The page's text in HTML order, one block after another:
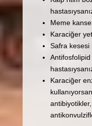
Meme
Karaciğer
Safra kesesi
Karaciğer